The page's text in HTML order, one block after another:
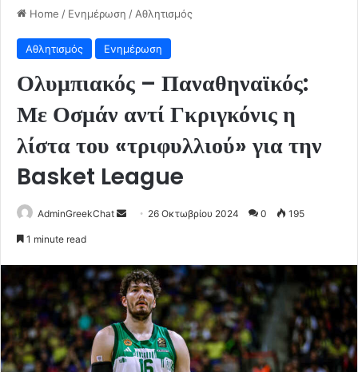
Home / Ενημέρωση / Αθλητισμός
Αθλητισμός Ενημέρωση
Ολυμπιακός – Παναθηναϊκός:
Με Οσμάν αντί Γκριγκόνις η
λίστα του «τριφυλλιού» για την
Basket League
AdminGreekChat
Send 26 Οκτωβρίου 2024 0 195
1 minute read